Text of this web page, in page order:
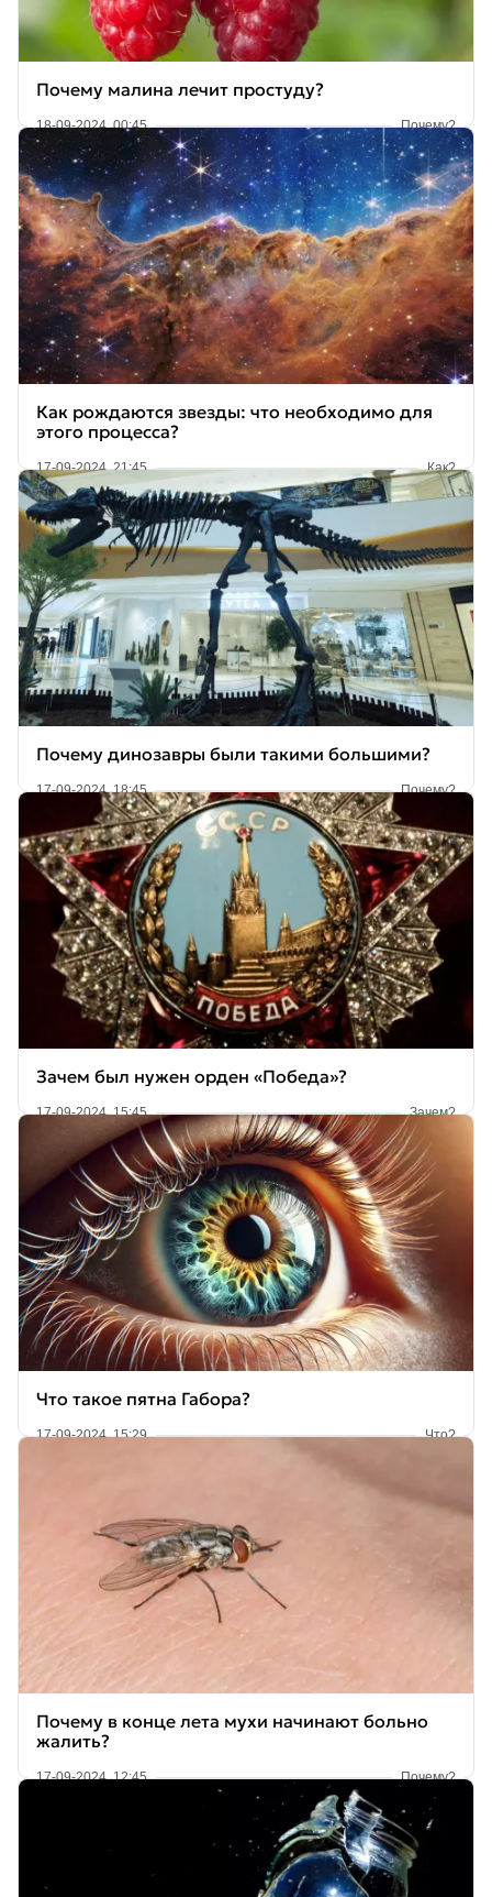
Почему малина лечит простуду?
18-09-2024, 00:45 Почему?
Как рождаются звезды: что необходимо для
этого процесса?
17-09-2024, 21:45 Как?
Почему динозавры были такими большими?
17-09-2024, 18:45 Почему?
Зачем был нужен орден «Победа»?
17-09-2024, 15:45 Зачем?
Что такое пятна Габора?
17-09-2024, 15:29 Что?
Почему в конце лета мухи начинают больно
жалить?
17-09-2024, 12:45 Почему?